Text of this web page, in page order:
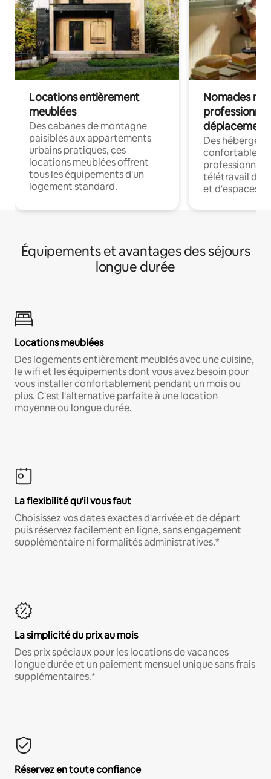
Locations entièrement
meublées
Des cabanes de montagne
paisibles aux appartements
urbains pratiques, ces
locations meublées offrent
tous les équipements d'un
logement standard.
Nomades
déplacement
Des
confortables
professionnels
télétravail
et d'espaces
Équipements et avantages des séjours
longue durée
Locations meublées
Des logements entièrement meublés avec une cuisine,
le wifi et les équipements dont vous avez besoin pour
vous installer confortablement pendant un mois ou
plus. C'est l'alternative parfaite à une location
moyenne ou longue durée.
La flexibilité qu'il vous faut
Choisissez vos dates exactes d'arrivée et de départ
puis réservez facilement en ligne, sans engagement
supplémentaire ni formalités administratives.*
La simplicité du prix au mois
Des prix spéciaux pour les locations de vacances
longue durée et un paiement mensuel unique sans frais
supplémentaires.*
Réservez en toute confiance